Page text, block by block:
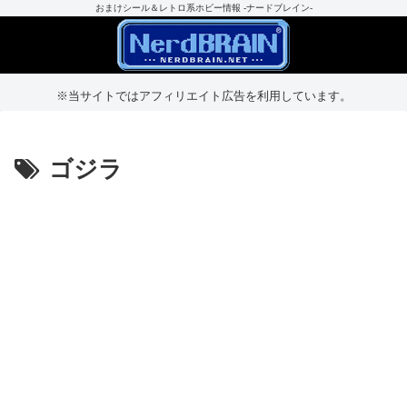
おまけシール＆レトロ系ホビー情報 -ナードブレイン-
※当サイトではアフィリエイト広告を利用しています。
ゴジラ